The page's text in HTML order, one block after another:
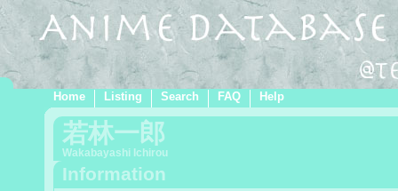
Home Listing Search FAQ Help
若林一郎
Wakabayashi Ichirou
Information